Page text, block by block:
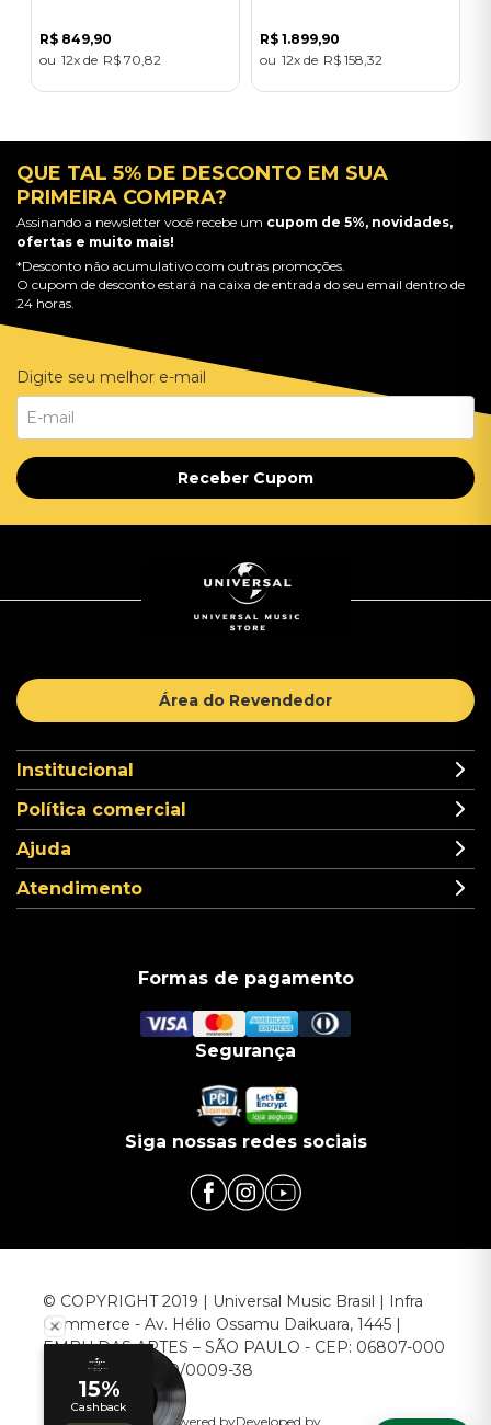
R$ 849,90
12
R$ 70 82
R$ 1.899,90
12
R$ 158 32
QUE TAL 5% DE DESCONTO EM SUA
PRIMEIRA COMPRA?
Assinando a newsletter você recebe um cupom de 5%, novidades,
ofertas e muito mais!
*Desconto não acumulativo com outras promoções.
O cupom de desconto estará na caixa de entrada do seu email dentro de
24 horas.
Digite seu melhor e-mail
Receber Cupom
Área do Revendedor
Institucional
Política comercial
Ajuda
Atendimento
Formas de pagamento
Segurança
Siga nossas redes sociais
© COPYRIGHT 2019 | Universal Music Brasil | Infra
Commerce - Av. Hélio Ossamu Daikuara, 1445 |
EMBU DAS ARTES – SÃO PAULO - CEP: 06807-000
CNPJ: 00.952.789/0009-38
Powered byDeveloped by